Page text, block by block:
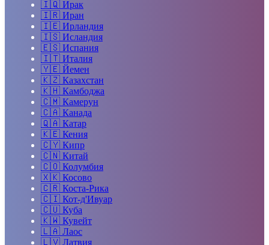
🇮🇶 Ирак
🇮🇷 Иран
🇮🇪 Ирландия
🇮🇸 Исландия
🇪🇸 Испания
🇮🇹 Италия
🇾🇪 Йемен
🇰🇿 Казахстан
🇰🇭 Камбоджа
🇨🇲 Камерун
🇨🇦 Канада
🇶🇦 Катар
🇰🇪 Кения
🇨🇾 Кипр
🇨🇳 Китай
🇨🇴 Колумбия
🇽🇰 Косово
🇨🇷 Коста-Рика
🇨🇮 Кот-д'Ивуар
🇨🇺 Куба
🇰🇼 Кувейт
🇱🇦 Лаос
🇱🇻 Латвия